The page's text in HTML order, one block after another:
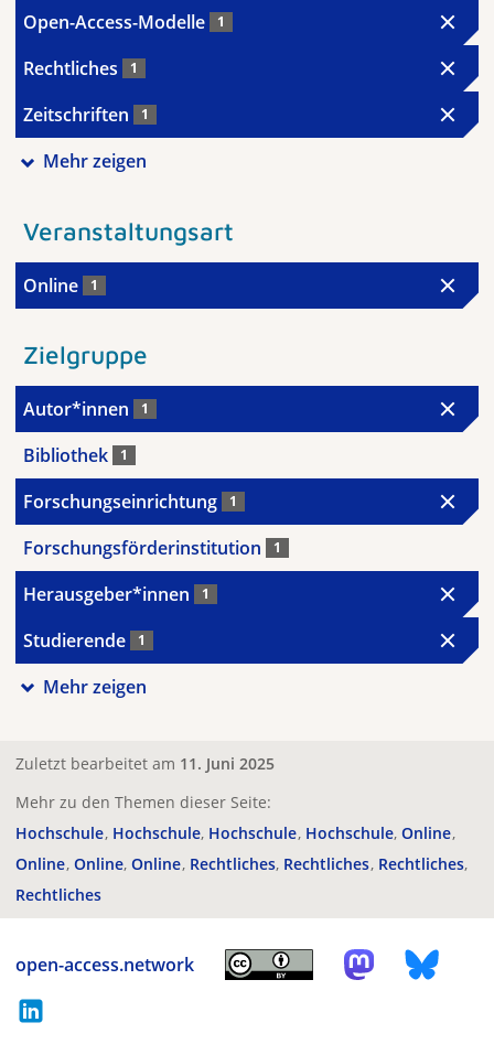
Open-Access-Modelle 1
Rechtliches 1
Zeitschriften 1
Mehr zeigen
Veranstaltungsart
Online 1
Zielgruppe
Autor*innen 1
Bibliothek 1
Forschungseinrichtung 1
Forschungsförderinstitution 1
Herausgeber*innen 1
Studierende 1
Mehr zeigen
Zuletzt bearbeitet am 11. Juni 2025
Mehr zu den Themen dieser Seite:
Hochschule Hochschule Hochschule Hochschule Online
Online Online Online Rechtliches Rechtliches Rechtliches
Rechtliches
open-access.network